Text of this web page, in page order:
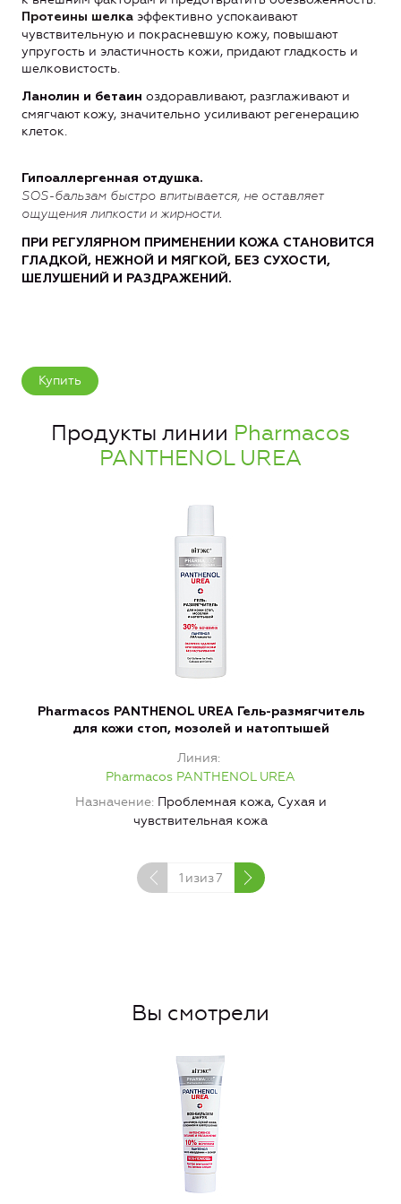
Протеины шелка эффективно успокаивают
чувствительную и покрасневшую кожу, повышают
упругость и эластичность кожи, придают гладкость и
шелковистость.
Ланолин и бетаин оздоравливают, разглаживают и
смягчают кожу, значительно усиливают регенерацию
клеток.
Гипоаллергенная отдушка.
SOS-бальзам быстро впитывается, не оставляет
ощущения липкости и жирности.
ПРИ РЕГУЛЯРНОМ ПРИМЕНЕНИИ КОЖА СТАНОВИТСЯ
ГЛАДКОЙ, НЕЖНОЙ И МЯГКОЙ, БЕЗ СУХОСТИ,
ШЕЛУШЕНИЙ И РАЗДРАЖЕНИЙ.
Купить
Продукты линии Pharmacos
PANTHENOL UREA
Pharmacos PANTHENOL UREA Гель-размягчитель
для кожи стоп, мозолей и натоптышей
Линия
Pharmacos PANTHENOL UREA
Назначение Проблемная кожа, Сухая и
чувствительная кожа
1 изиз7
Вы смотрели